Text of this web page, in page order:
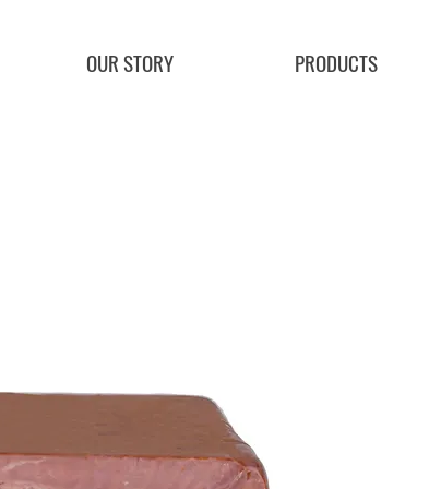
OUR STORY PRODUCTS